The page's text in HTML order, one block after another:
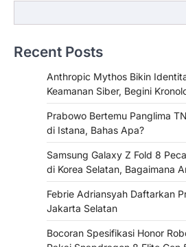
Recent Posts
Anthropic Mythos Bikin
Keamanan Siber, Begini
Prabowo Bertemu Panglima
di Istana, Bahas Apa?
Samsung Galaxy Z Fold 8
di Korea Selatan, Bagaimana
Febrie Adriansyah Daftarkan
Jakarta Selatan
Bocoran Spesifikasi Honor